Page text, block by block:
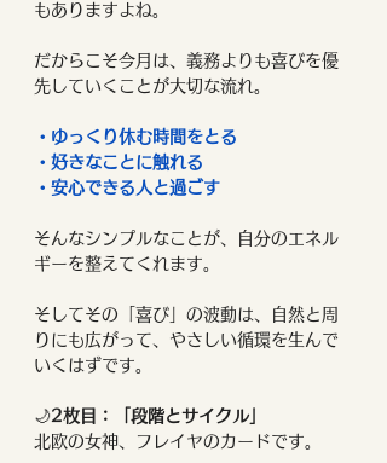
もありますよね。
だからこそ今月は、義務よりも喜びを優
先していくことが大切な流れ。
・ゆっくり休む時間をとる
・好きなことに触れる
・安心できる人と過ごす
そんなシンプルなことが、自分のエネル
ギーを整えてくれます。
そしてその「喜び」の波動は、自然と周
りにも広がって、やさしい循環を生んで
いくはずです。
🌙2枚目：「段階とサイクル」
北欧の女神、フレイヤのカードです。